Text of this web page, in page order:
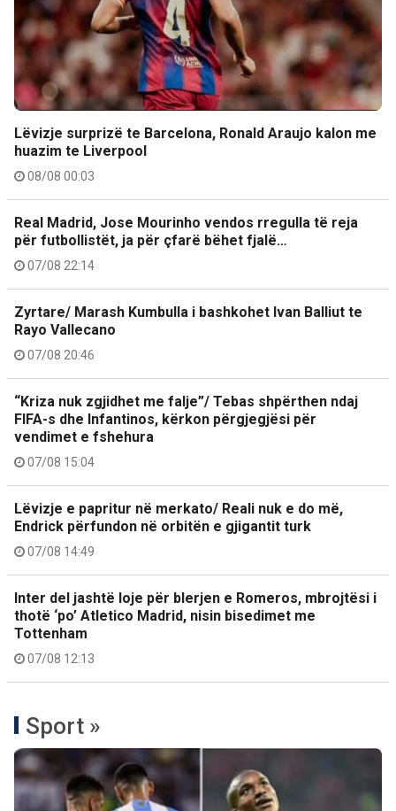
Lëvizje surprizë te Barcelona, Ronald Araujo kalon me
huazim te Liverpool
08/08 00:03
Real Madrid, Jose Mourinho vendos rregulla të reja
për futbollistët, ja për çfarë bëhet fjalë…
07/08 22:14
Zyrtare/ Marash Kumbulla i bashkohet Ivan Balliut te
Rayo Vallecano
07/08 20:46
“Kriza nuk zgjidhet me falje”/ Tebas shpërthen ndaj
FIFA-s dhe Infantinos, kërkon përgjegjësi për
vendimet e fshehura
07/08 15:04
Lëvizje e papritur në merkato/ Reali nuk e do më,
Endrick përfundon në orbitën e gjigantit turk
07/08 14:49
Inter del jashtë loje për blerjen e Romeros, mbrojtësi i
thotë ‘po’ Atletico Madrid, nisin bisedimet me
Tottenham
07/08 12:13
Sport »